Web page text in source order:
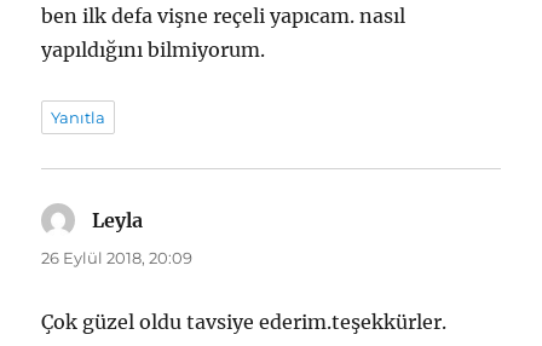
ben ilk defa vişne reçeli yapıcam. nasıl
yapıldığını bilmiyorum.
Yanıtla
Leyla
ki:
26 Eylül 2018, 20:09
Çok güzel oldu tavsiye ederim.teşekkürler.